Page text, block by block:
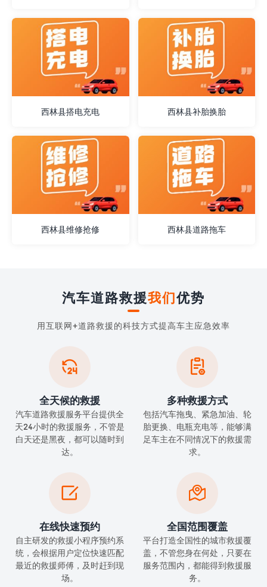
西林县搭电充电 西林县补胎换胎
西林县维修抢修 西林县道路拖车
汽车道路救援我们优势
用互联网+道路救援的科技方式提高车主应急效率

全天候的救援
汽车道路救援服务平台提供全
天24小时的救援服务，不管是
白天还是黑夜，都可以随时到
达。

多种救援方式
包括汽车拖曳、紧急加油、轮
胎更换、电瓶充电等，能够满
足车主在不同情况下的救援需
求。

在线快速预约
自主研发的救援小程序预约系
统，会根据用户定位快速匹配
最近的救援师傅，及时赶到现
场。

全国范围覆盖
平台打造全国性的城市救援覆
盖，不管您身在何处，只要在
服务范围内，都能得到救援服
务。